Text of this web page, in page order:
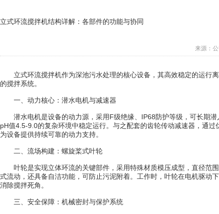
立式环流搅拌机结构详解：各部件的功能与协同
来源：
立式环流搅拌机作为深池污水处理的核心设备，其高效稳定的运行
的搅拌系统。
一、动力核心：潜水电机与减速器
潜水电机是设备的动力源，采用F级绝缘、IP68防护等级，可长期潜
pH值4.5-9.0的复杂环境中稳定运行。与之配套的齿轮传动减速器，通
为设备提供持续可靠的动力支持。
二、流场构建：螺旋桨式叶轮
叶轮是实现立体环流的关键部件，采用特殊材质模压成型，直径范
式流动，还具备自洁功能，可防止污泥附着。工作时，叶轮在电机驱动
消除搅拌死角。
三、安全保障：机械密封与保护系统